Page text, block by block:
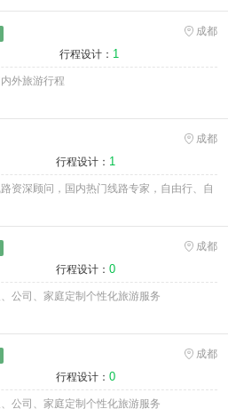
成都
行程设计： 1
外旅游行程
成都
行程设计： 1
资深顾问，国内热门线路专家，自由行、自
成都
行程设计： 0
公司、家庭定制个性化旅游服务
成都
行程设计： 0
公司、家庭定制个性化旅游服务